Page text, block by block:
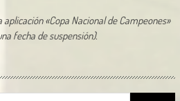
«Copa Nacional de Campeones»
fecha de suspensión).